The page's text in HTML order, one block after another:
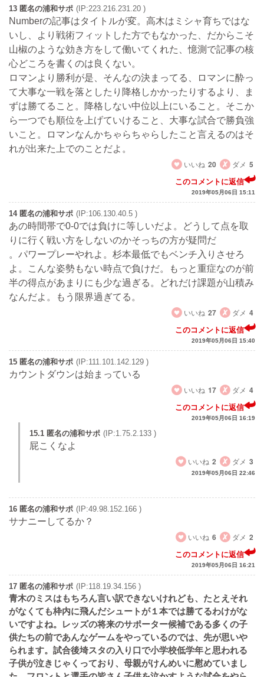
13 匿名の浦和サポ (IP:223.216.231.20 )
Numberの記事はタイトルが変。高木はミシャ育ちではな
いし、より戦術フィットした方でもなかった、だからこそ
山椒のような効き方をして働いてくれた、憶測で記事の核
心どころを書くのは良くない。
ロマンより勝利が是、そんなの決まってる、ロマンに酔っ
て大事な一戦を落としたり降格しかかったりするより、ま
ずは勝てること。降格しない中位以上にいること。そこか
ら一つでも順位を上げていけること、大事な試合で勝負強
いこと。ロマンなんかちゃらちゃらしたこと言えるのはそ
れが出来た上でのことだよ。
いいね 20 ダメ 5
このコメントに返信
2019年05月06日 15:11
14 匿名の浦和サポ (IP:106.130.40.5 )
あの時間帯で0-0では負けに等しいだよ。どうして点を取
りに行く戦い方をしないのかそっちの方が疑問だ
。パワープレーやれよ。杉本最低でもベンチ入りさせろ
よ。こんな姿勢もない時点で負けだ。もっと重症なのが前
半の得点があまりにも少な過ぎる。どれだけ課題が山積み
なんだよ。もう限界過ぎてる。
いいね 27 ダメ 4
このコメントに返信
2019年05月06日 15:40
15 匿名の浦和サポ (IP:111.101.142.129 )
カウントダウンは始まっている
いいね 17 ダメ 4
このコメントに返信
2019年05月06日 16:19
15.1 匿名の浦和サポ (IP:1.75.2.133 )
屁こくなよ
いいね 2 ダメ 3
2019年05月06日 22:46
16 匿名の浦和サポ (IP:49.98.152.166 )
サナニーしてるか？
いいね 6 ダメ 2
このコメントに返信
2019年05月06日 16:21
17 匿名の浦和サポ (IP:118.19.34.156 )
青木のミスはもちろん言い訳できないけれども、たとえそれ
がなくても枠内に飛んだシュートが１本では勝てるわけがな
いですよね。レッズの将来のサポーター候補である多くの子
供たちの前であんなゲームをやっているのでは、先が思いや
られます。試合後埼スタの入り口で小学校低学年と思われる
子供が泣きじゃくっており、母親がけんめいに慰めていまし